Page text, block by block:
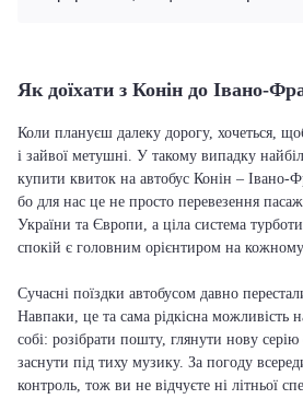
Як доїхати з Конін до Івано-
Коли плануєш далеку дорогу, хочеться,
і зайвої метушні. У такому випадку
купити квиток на автобус Конін – Івано-
бо для нас це не просто перевезення
України та Європи, а ціла система
спокій є головним орієнтиром на кожному
Сучасні поїздки автобусом давно
Навпаки, це та сама рідкісна можливість
собі: розібрати пошту, глянути нову серію
заснути під тиху музику. За погоду
контроль, тож ви не відчуєте ні літньої